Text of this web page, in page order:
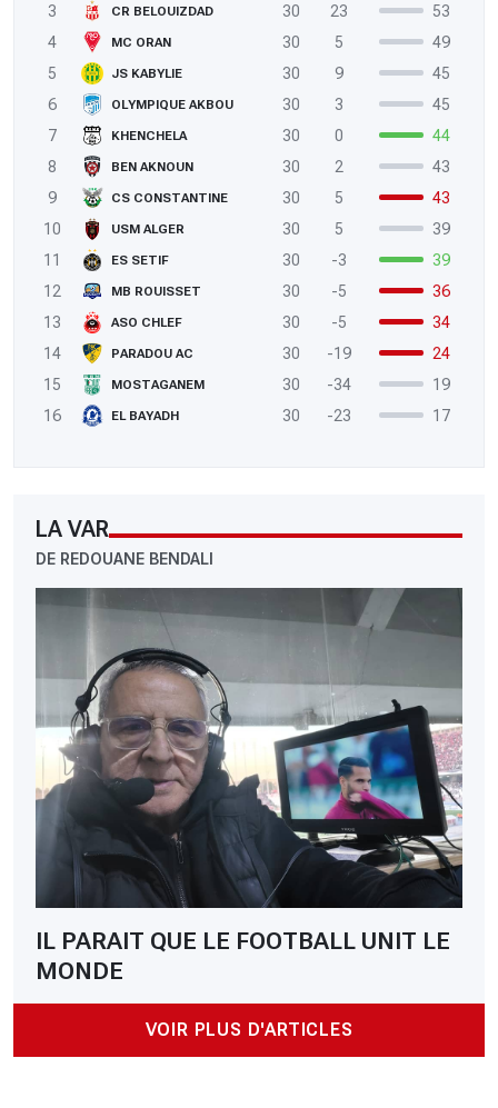
3
CR BELOUIZDAD 30 23
53
4
MC ORAN 30 5
49
5
JS KABYLIE 30 9
45
6
OLYMPIQUE AKBOU 30 3
45
7
KHENCHELA 30 0
44
8
BEN AKNOUN 30 2
43
9
CS CONSTANTINE 30 5
43
10
USM ALGER 30 5
39
11
ES SETIF 30 -3
39
12
MB ROUISSET 30 -5
36
13
ASO CHLEF 30 -5
34
14
PARADOU AC 30 -19
24
15
MOSTAGANEM 30 -34
19
16
EL BAYADH 30 -23 17
LA VAR
DE REDOUANE BENDALI
IL PARAIT QUE LE FOOTBALL UNIT LE
MONDE
VOIR PLUS D'ARTICLES